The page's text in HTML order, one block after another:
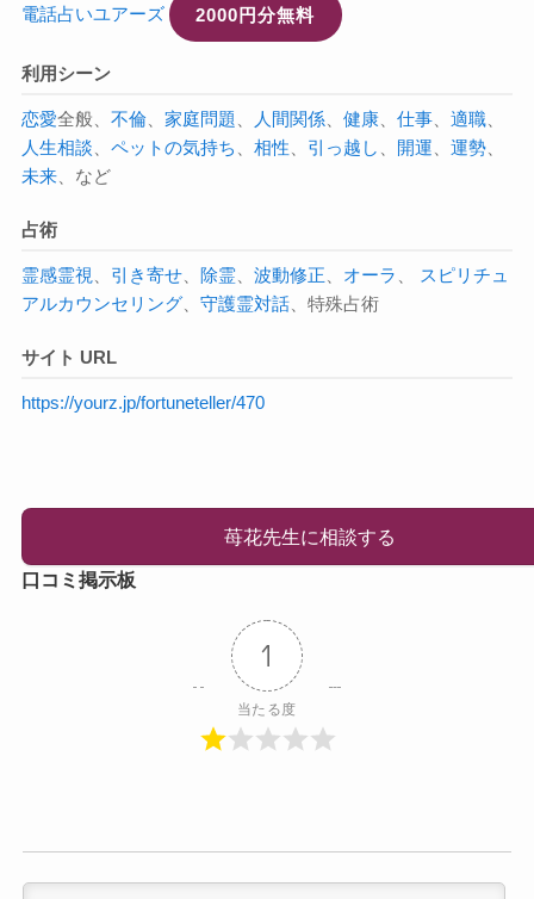
電話占いユアーズ 2000円分無料
利用シーン
恋愛全般、 不倫、 家庭問題 人間関係、 健康、 仕事、 適職、
人生相談
ペットの気持ち 相性 引っ越し 開運 運勢、
未来、など
占術
霊感霊視 引き寄せ、 除霊、 波動修正 オーラ
スピリチュ
アルカウンセリング、 守護霊対話、特殊占術
サイト URL
https://yourz.jp/fortuneteller/470
苺花先生に相談する
口コミ掲示板
1
当たる度